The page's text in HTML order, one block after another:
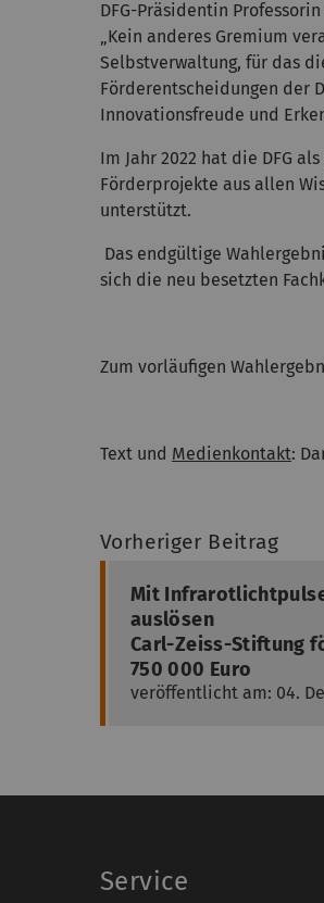
DFG-Präsidentin
„Kein anderes Gremium
Selbstverwaltung, für das
Förderentscheidungen der
Innovationsfreude und
Im Jahr 2022 hat die DFG
Förderprojekte aus allen
unterstützt.
Das endgültige
sich die neu besetzten
Zum vorläufigen
Text und Medienkontakt:
Vorheriger Beitrag
Mit
auslösen
Carl-Zeiss-Stiftung
750 000 Euro
veröffentlicht am: 04.
Service